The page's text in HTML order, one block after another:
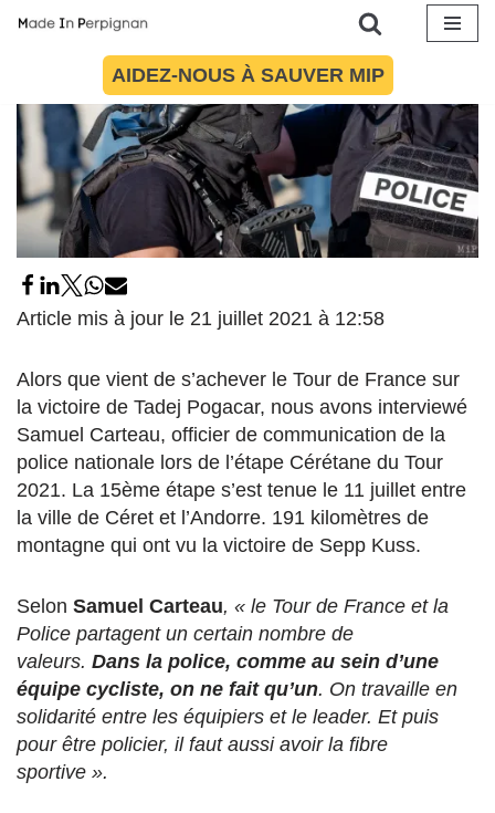
contenu
AIDEZ-NOUS À SAUVER MIP
Article mis à jour le 21 juillet 2021 à 12:58
Alors que vient de s’achever le Tour de France sur
la victoire de Tadej Pogacar, nous avons interviewé
Samuel Carteau, officier de communication de la
police nationale lors de l’étape Cérétane du Tour
2021. La 15ème étape s’est tenue le 11 juillet entre
la ville de Céret et l’Andorre. 191 kilomètres de
montagne qui ont vu la victoire de Sepp Kuss.
Selon Samuel Carteau, « le Tour de France et la
Police partagent un certain nombre de
valeurs. Dans la police, comme au sein d’une
équipe cycliste, on ne fait qu’un. On travaille en
solidarité entre les équipiers et le leader. Et puis
pour être policier, il faut aussi avoir la fibre
sportive ».